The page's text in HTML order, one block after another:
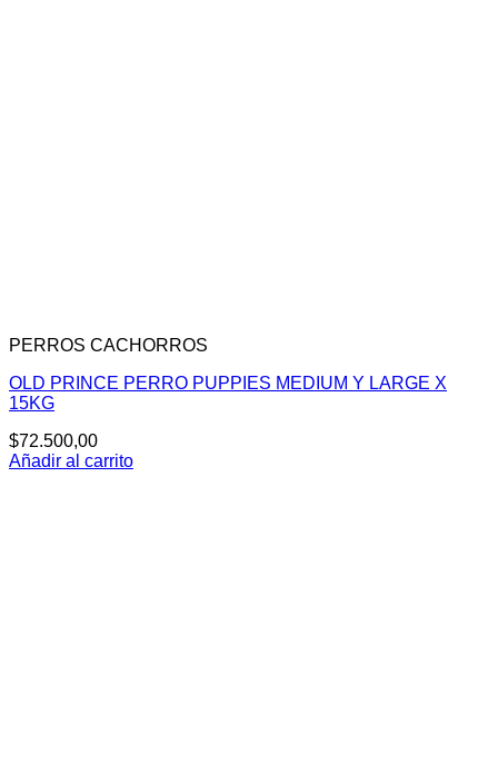
PERROS CACHORROS
OLD PRINCE PERRO PUPPIES MEDIUM Y LARGE X
15KG
$72.500,00
Añadir al carrito